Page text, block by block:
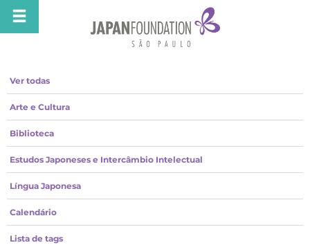
Ver todas
Arte e Cultura
Biblioteca
Estudos Japoneses e Intercâmbio Intelectual
Língua Japonesa
Calendário
Lista de tags